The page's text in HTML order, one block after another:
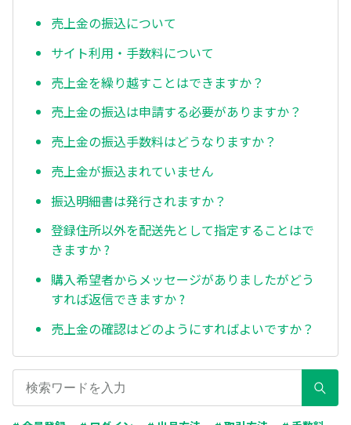
売上金の振込について
サイト利用・手数料について
売上金を繰り越すことはできますか？
売上金の振込は申請する必要がありますか？
売上金の振込手数料はどうなりますか？
売上金が振込まれていません
振込明細書は発行されますか？
登録住所以外を配送先として指定することはで
きますか ?
購入希望者からメッセージがありましたがどう
すれば返信できますか ?
売上金の確認はどのようにすればよいですか？